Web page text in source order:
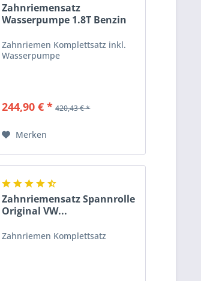
Zahnriemensatz
Wasserpumpe 1.8T Benzin
Zahnriemen Komplettsatz inkl.
Wasserpumpe
244,90 € * 420,43 € *
Merken
Zahnriemensatz Spannrolle
Original VW...
Zahnriemen Komplettsatz